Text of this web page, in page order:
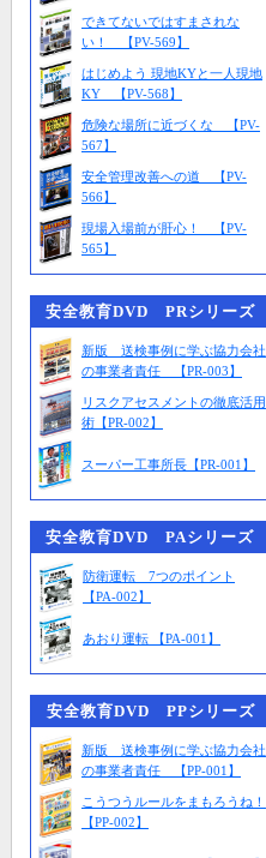
できてないではすまされな
い！ 【PV-569】
はじめよう 現地KYと一人現地
KY 【PV-568】
危険な場所に近づくな 【PV-
567】
安全管理改善への道 【PV-
566】
現場入場前が肝心！ 【PV-
565】
安全教育DVD PRシリーズ
新版 送検事例に学ぶ協力会社
の事業者責任 【PR-003】
リスクアセスメントの徹底活用
術【PR-002】
スーパー工事所長【PR-001】
安全教育DVD PAシリーズ
防衛運転 7つのポイント
【PA-002】
あおり運転 【PA-001】
安全教育DVD PPシリーズ
新版 送検事例に学ぶ協力会社
の事業者責任 【PP-001】
こうつうルールをまもろうね！
【PP-002】